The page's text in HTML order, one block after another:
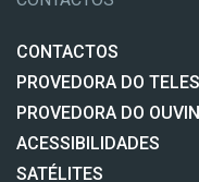
CONTACTOS
PROVEDORA DO
PROVEDORA DO
ACESSIBILIDADES
SATÉLITES